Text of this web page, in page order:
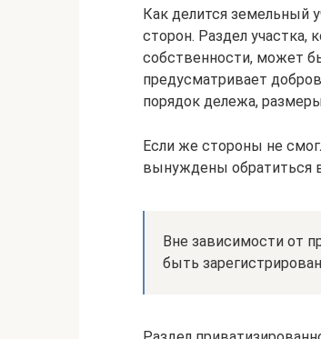
Как делится земельный
сторон. Раздел участка,
собственности, может
предусматривает
порядок дележа,
Если же стороны не
вынуждены обратиться
Вне зависимости от
быть